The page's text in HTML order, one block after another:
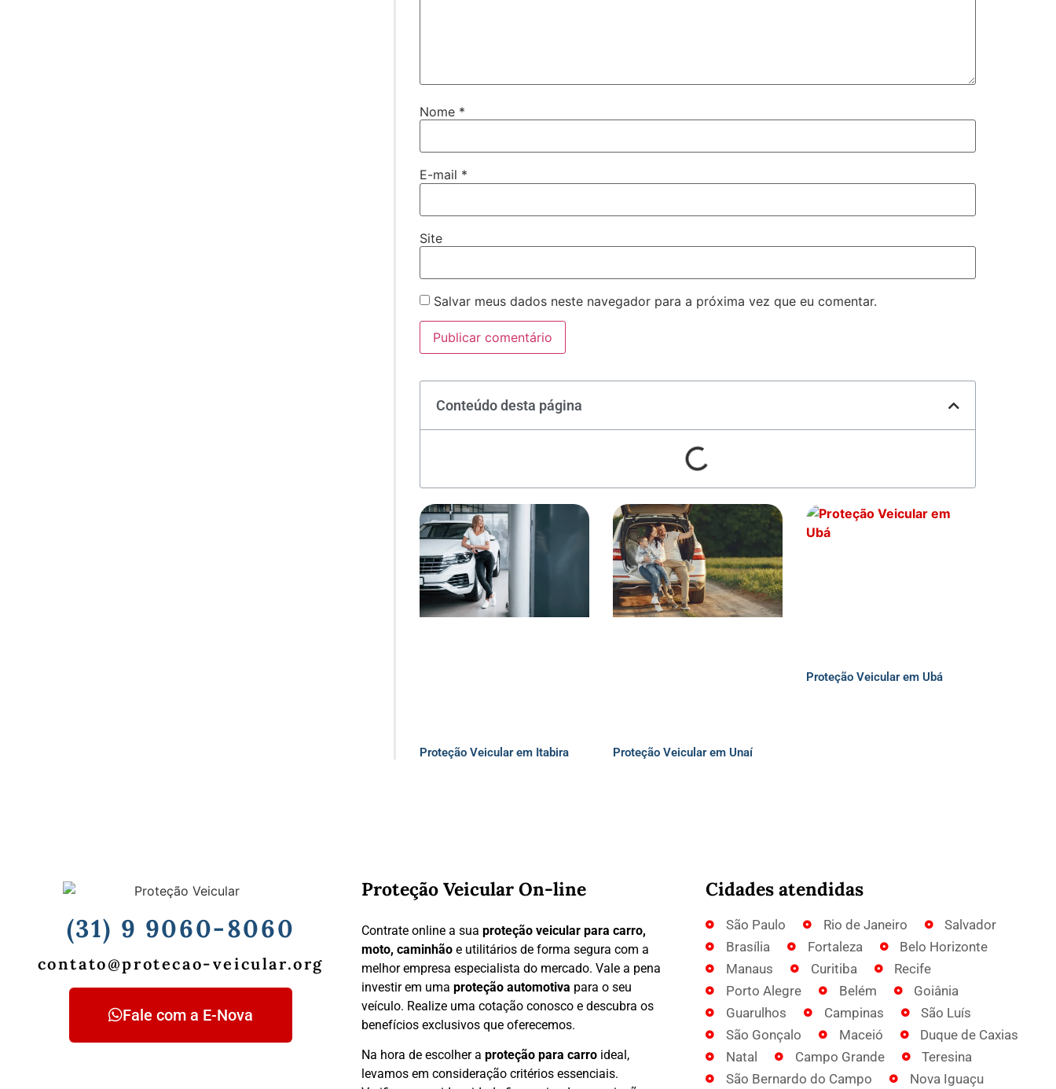
Nome *
E-mail *
Site
Salvar meus dados neste navegador para a próxima vez que eu comentar.
Conteúdo desta página
Proteção Veicular em Itabira Proteção Veicular em Unaí
Proteção Veicular em Ubá
(31) 9 9060-8060
contato@protecao-veicular.org
Fale com a E-Nova
Proteção Veicular On-line
Contrate online a sua proteção veicular para carro,
moto, caminhãoe utilitários de forma segura com a
melhor empresa especialista do mercado. Vale a pena
investir em uma proteção automotiva para o seu
veículo. Realize uma cotação conosco e descubra os
benefícios exclusivos que oferecemos.
Na hora de escolher a proteção para carro ideal,
levamos em consideração critérios essenciais.
Cidades atendidas
São Paulo Rio de Janeiro
Salvador
Brasília
Fortaleza
Belo Horizonte
Manaus
Curitiba
Recife
Porto Alegre
Belém
Goiânia
Guarulhos
Campinas
São Luís
São Gonçalo
Maceió
Duque de Caxias
Natal
Campo Grande
Teresina
São Bernardo do Campo
Nova Iguaçu